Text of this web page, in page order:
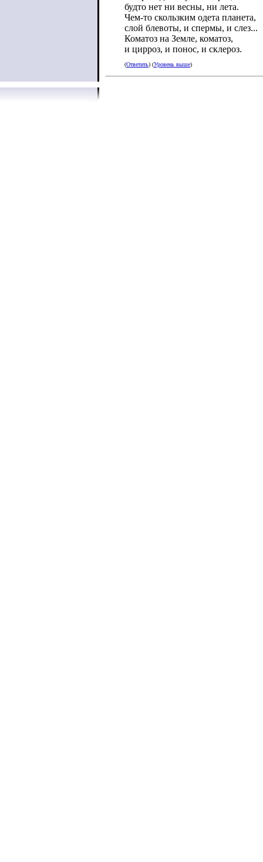
будто нет ни весны, ни лета.
Чем-то скользким одета планета,
слой блевоты, и спермы, и слез...
Коматоз на Земле, коматоз,
и цирроз, и понос, и склероз.
(Ответить) (Уровень выше)